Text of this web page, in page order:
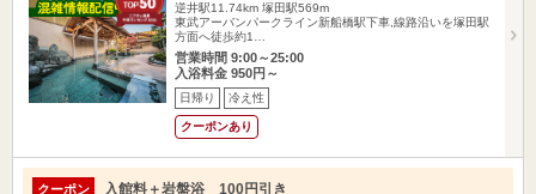
逆井駅11.74km 塚田駅569m
東武アーバンパークライン新船橋駅下車,線路沿いを塚田駅
方面へ徒歩約1…
営業時間 9:00～25:00
入浴料金 950円～
日帰り 冷え性
クーポンあり
クーポン 入館料＋岩盤浴 100円引き